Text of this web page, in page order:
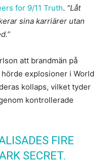
for 9/11 Truth. ”Låt
sina karriärer utan
att brandmän på
explosioner i World
kollaps, vilket tyder
kontrollerade
FIRE
SECRET.